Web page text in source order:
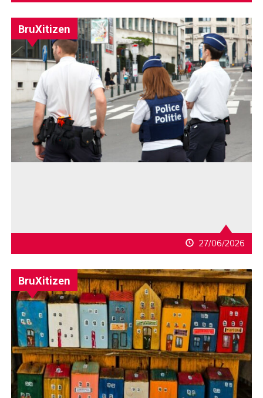
BruXitizen
27/06/2026
BruXitizen